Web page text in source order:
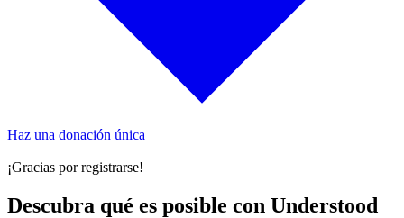
Haz una donación única
¡Gracias por registrarse!
Descubra qué es posible con Understood